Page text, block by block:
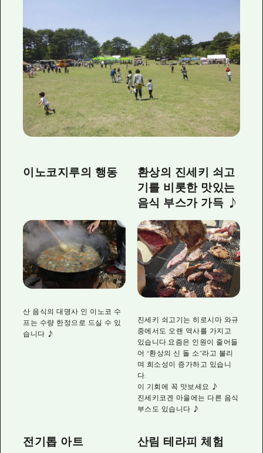
이노코지루의 행동
산 음식의 대명사 인 이노코 수
프는 수량 한정으로 드실 수 있
습니다 ♪
환상의 진세키 쇠고
기를 비롯한 맛있는
음식 부스가 가득 ♪
진세키 쇠고기는 히로시마 와규
중에서도 오랜 역사를 가지고
있습니다.요즘은 인원이 줄어들
어 “환상의 신 돌 소”라고 불리
며 희소성이 증가하고 있습니
다.
이 기회에 꼭 맛보세요 ♪
진세키코겐 마을에는 다른 음식
부스도 있습니다 ♪
전기톱 아트 산림 테라피 체험